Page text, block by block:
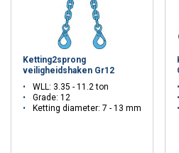
Ketting2sprong
veiligheidshaken Gr12
WLL: 3.35 - 11.2 ton
Grade: 12
Ketting diameter: 7 - 13 mm
DETAILS WEERGEVEN
Cookie